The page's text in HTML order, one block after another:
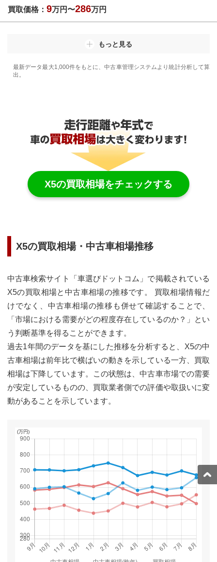
買取価格： 9万円〜286万円
もっと見る
最新データ最大1,000件をもとに、中古車管理システムより統計分析して算
出。
X5の買取相場をチェックする
X5の買取相場・中古車相場推移
中古車検索サイト「車選びドットコム」で掲載されている
X5の買取相場と中古車相場の推移です。 買取相場情報だ
けでなく、中古車相場の推移も併せて確認することで、
「市場における需要がどの程度存在しているのか？」とい
う判断基準を得ることができます。
過去1年間のデータを基にした推移を分析すると、X5の中
古車相場は前年比で横ばいの動きを示している一方、買取
相場は下降しています。この状態は、中古車市場での需要
が安定しているものの、買取業者側での評価や取扱いに変
動があることを示しています。